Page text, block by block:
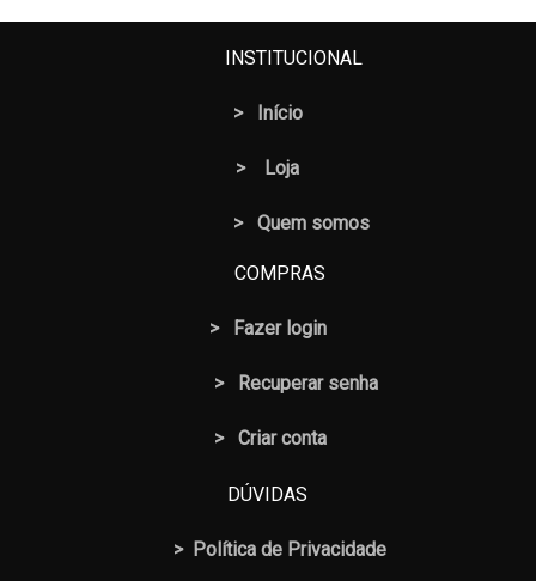
INSTITUCIONAL
> Início
> Loja
> Quem somos
COMPRAS
> Fazer login
> Recuperar senha
> Criar conta
DÚVIDAS
> Política de Privacidade